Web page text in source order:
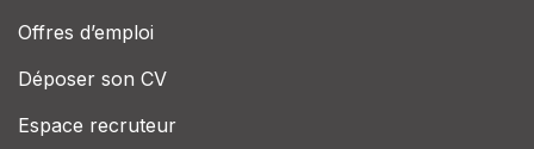
Offres d’emploi
Déposer son CV
Espace recruteur